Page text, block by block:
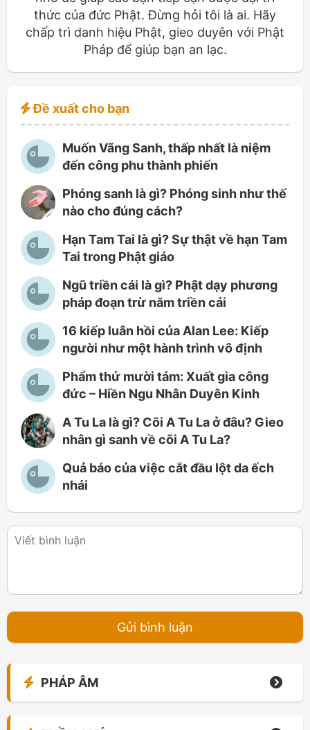
thức của đức Phật. Đừng hỏi tôi là ai. Hãy
chấp trì danh hiệu Phật, gieo duyên với Phật
Pháp để giúp bạn an lạc.
Đề xuất cho bạn
Muốn Vãng Sanh, thấp nhất là niệm
đến công phu thành phiến
Phóng sanh là gì? Phóng sinh như thế
nào cho đúng cách?
Hạn Tam Tai là gì? Sự thật về hạn Tam
Tai trong Phật giáo
Ngũ triền cái là gì? Phật dạy phương
pháp đoạn trừ năm triền cái
16 kiếp luân hồi của Alan Lee: Kiếp
người như một hành trình vô định
Phẩm thứ mười tám: Xuất gia công
đức – Hiền Ngu Nhân Duyên Kinh
A Tu La là gì? Cõi A Tu La ở đâu? Gieo
nhân gì sanh về cõi A Tu La?
Quả báo của việc cắt đầu lột da ếch
nhái
PHÁP ÂM